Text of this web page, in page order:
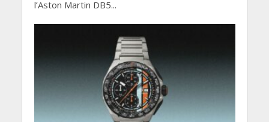
l’Aston Martin DB5...